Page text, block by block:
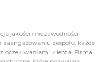
jakości i niezawodności
zespołu, każde
oczekiwaniami klienta. Firma